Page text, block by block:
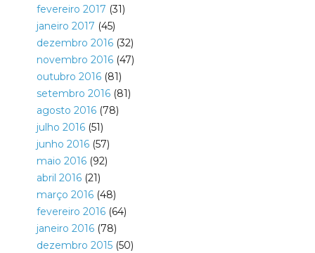
fevereiro 2017 (31)
janeiro 2017 (45)
dezembro 2016(32)
novembro 2016(47)
outubro 2016(81)
setembro 2016(81)
agosto 2016(78)
julho 2016(51)
junho 2016(57)
maio 2016(92)
abril 2016(21)
março 2016(48)
fevereiro 2016(64)
janeiro 2016(78)
dezembro 2015(50)